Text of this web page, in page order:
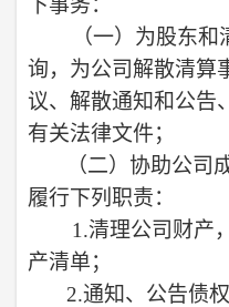
下事务：
（一） 为股东和
询，为公司解散清算
议、解散通知和公告
有关法律文件；
（二） 协助公司
履行下列职责：
1.清理公司财产
产清单；
2.通知、公告债权